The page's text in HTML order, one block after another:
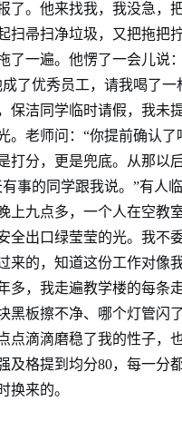
了。他来找我，我没急，
扫帚扫净垃圾，又把拖把
了一遍。他愣了一会儿说
成了优秀员工，请我喝了一
保洁同学临时请假，我未
。老师问：“你提前确认了
打分，更是兜底。从那以
事的同学跟我说。”有人
上九点多，一个人在空教
全出口绿莹莹的光。我不
来的，知道这份工作对像
多，我走遍教学楼的每条
黑板擦不净、哪个灯管闪
点滴滴磨稳了我的性子
及格提到均分80，每一分
换来的。